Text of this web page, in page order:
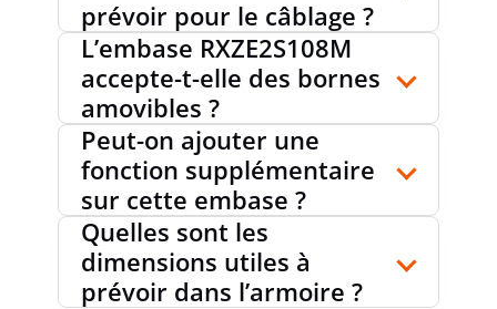
prévoir pour le câblage ?
L’embase RXZE2S108M
accepte-t-elle des bornes
amovibles ?
Peut-on ajouter une
fonction supplémentaire
sur cette embase ?
Quelles sont les
dimensions utiles à
prévoir dans l’armoire ?